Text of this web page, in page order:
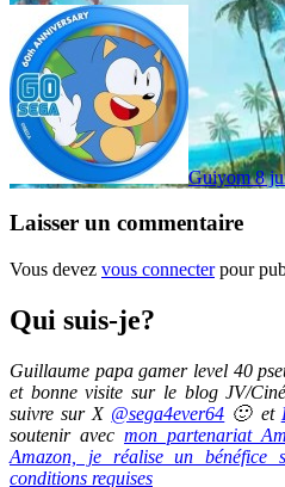
Guiyom8
Laisser un commentaire
Vous devez vous connecterpour
Qui suis-je?
Guillaume papa gamer level 40
et bonne visite sur le blog JV/
suivre sur X @sega4ever64 🙂 et
soutenir avec mon partenariat
Amazon, je réalise un bénéfice
conditions requises